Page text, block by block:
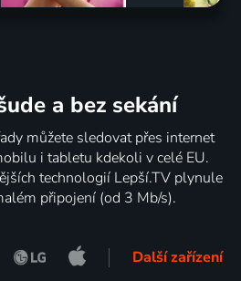
a bez sekání
můžete sledovat přes internet
i tabletu kdekoli v celé EU.
technologií Lepší.TV plynule
připojení (od 3 Mb/s).
Další zařízení